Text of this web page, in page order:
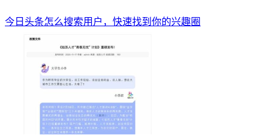
今日头条怎么搜索用户，快速找到你的兴趣圈